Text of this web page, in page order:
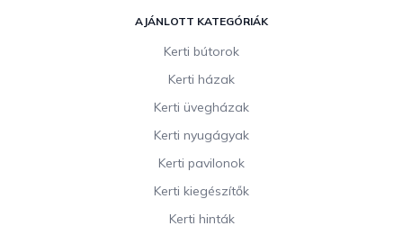
AJÁNLOTT KATEGÓRIÁK
Kerti bútorok
Kerti házak
Kerti üvegházak
Kerti nyugágyak
Kerti pavilonok
Kerti kiegészítők
Kerti hinták